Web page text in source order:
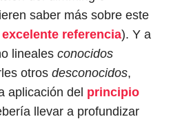
saber más sobre este
excelente referencia). Y a
linealesconocidos
otrosdesconocidos,
aplicación del principio
llevar a profundizar